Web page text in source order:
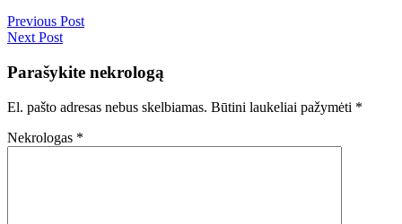
Previous Post
Next Post
Parašykite nekrologą
El. pašto adresas nebus skelbiamas. Būtini laukeliai pažymėti *
Nekrologas *